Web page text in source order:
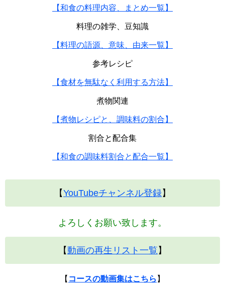
【和食の料理内容、まとめ一覧】
料理の雑学、豆知識
【料理の語源、意味、由来一覧】
参考レシピ
【食材を無駄なく利用する方法】
煮物関連
【煮物レシピと、調味料の割合】
割合と配合集
【和食の調味料割合と配合一覧】
【YouTubeチャンネル登録】
よろしくお願い致します。
【動画の再生リスト一覧 】
【 コースの動画集はこちら 】